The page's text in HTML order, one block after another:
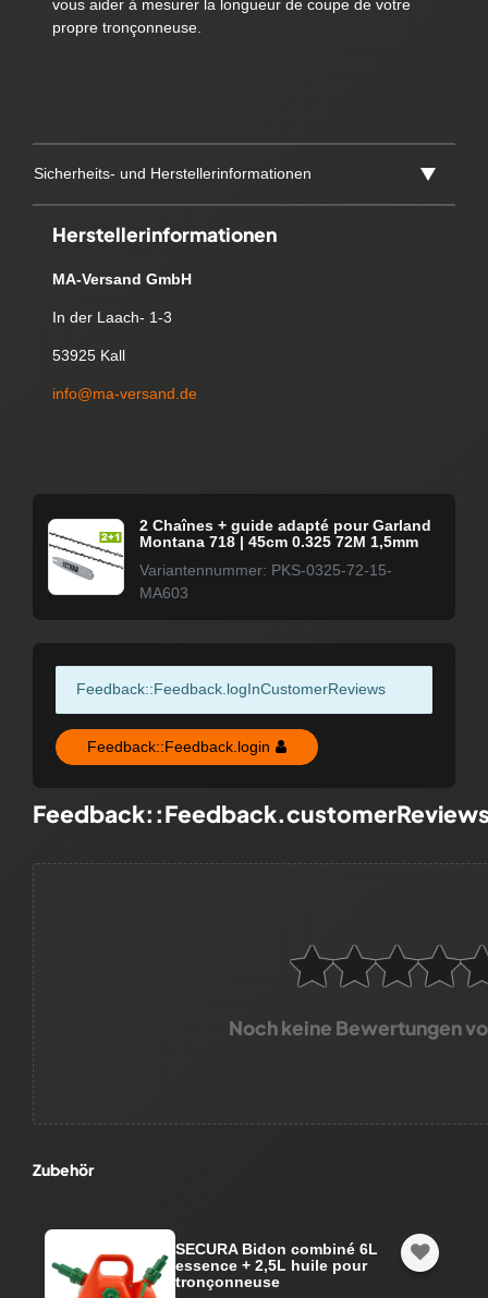
vous aider à mesurer la longueur de coupe de votre
propre tronçonneuse.
Sicherheits- und Herstellerinformationen
Herstellerinformationen
MA-Versand GmbH
In der Laach- 1-3
53925 Kall
info@ma-versand.de
2 Chaînes + guide adapté pour Garland
Montana 718 | 45cm 0.325 72M 1,5mm
Variantennummer: PKS-0325-72-15-
MA603
Feedback::Feedback.logInCustomerReviews
Feedback::Feedback.login
Noch keine Bewertungen
Zubehör
SECURA Bidon combiné 6L
essence + 2,5L huile pour
tronçonneuse